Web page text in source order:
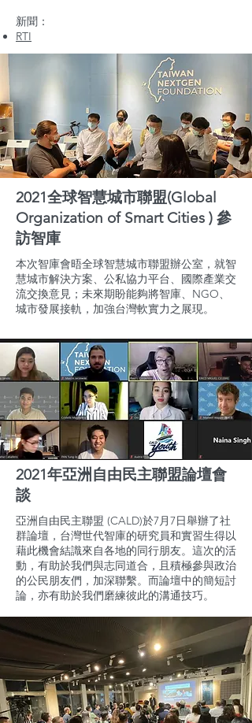
新聞：
RTI
2021全球智慧城市聯盟(Global
Organization of Smart Cities ) 參
訪智庫
本次智庫會晤全球智慧城市聯盟辦公室，就智
慧城市解決方案、公私協力平台、國際產業交
流交換意見；未來期盼能夠將智庫、NGO、
城市發展接軌，加強台灣軟實力之展現。
2021年亞洲自由民主聯盟論壇會
談
亞洲自由民主聯盟 (CALD)於7月7日舉辦了社
群論壇，台灣世代智庫的研究員和實習生得以
藉此機會結識來自各地的同行朋友。這次的活
動，有助於我們與志同道合，且積極參與政治
的公民朋友們，加深聯繫。而論壇中的簡短討
論，亦有助於我們磨練彼此的溝通技巧。